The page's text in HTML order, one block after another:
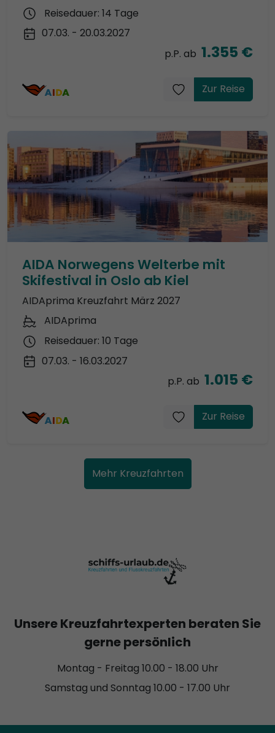
Reisedauer: 14 Tage
07.03. - 20.03.2027
p.P. ab 1.355 €
Zur Reise
AIDA Norwegens Welterbe mit
Skifestival in Oslo ab Kiel
AIDAprima Kreuzfahrt März 2027
AIDAprima
Reisedauer: 10 Tage
07.03. - 16.03.2027
p.P. ab 1.015 €
Zur Reise
Mehr Kreuzfahrten
Unsere Kreuzfahrtexperten beraten Sie
gerne persönlich
Montag - Freitag 10.00 - 18.00 Uhr
Samstag und Sonntag 10.00 - 17.00 Uhr